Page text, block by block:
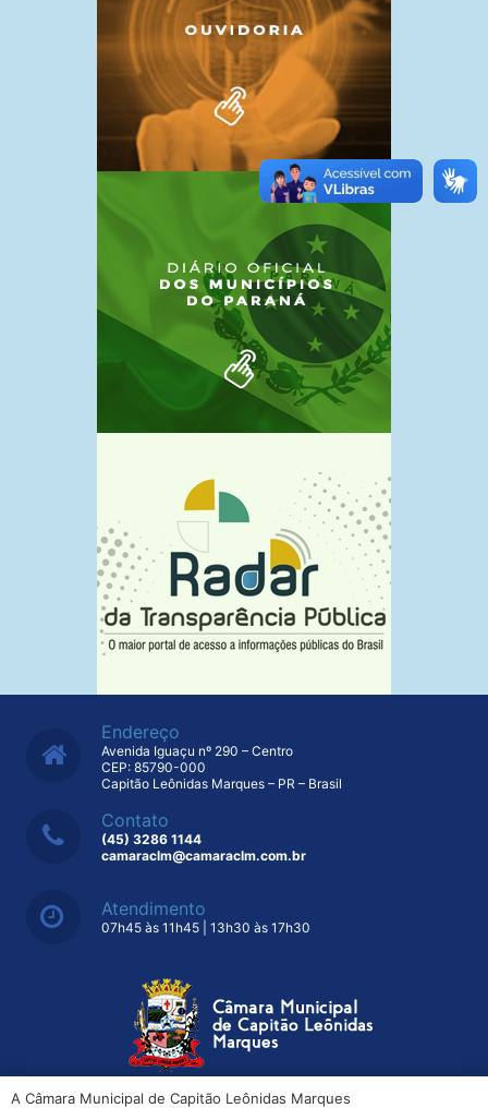
Endereço
Avenida Iguaçu nº 290 – Centro
CEP: 85790-000
Capitão Leônidas Marques – PR – Brasil
Contato
(45) 3286 1144
camaraclm@camaraclm.com.br
Atendimento
07h45 às 11h45 | 13h30 às 17h30
A Câmara Municipal de Capitão Leônidas Marques